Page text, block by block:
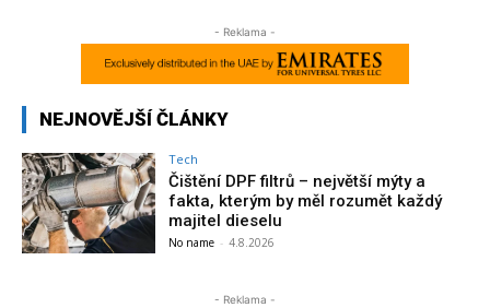
- Reklama -
NEJNOVĚJŠÍ ČLÁNKY
Tech
Čištění DPF filtrů – největší mýty a
fakta, kterým by měl rozumět každý
majitel dieselu
No name - 4.8.2026
- Reklama -